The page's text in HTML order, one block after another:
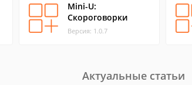
Mini-U:
Скороговорки
Версия: 1.0.7
Актуальные статьи